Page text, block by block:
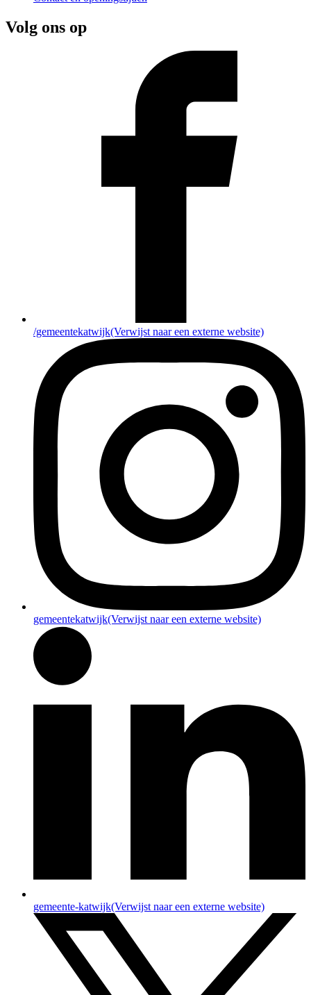
Volg ons op
/gemeentekatwijk(Verwijst naar een externe website)
gemeentekatwijk(Verwijst naar een externe website)
gemeente-katwijk(Verwijst naar een externe website)